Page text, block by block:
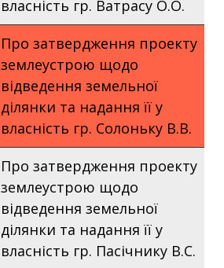
власність гр. Ватрасу О.О.
Про затвердження проекту
землеустрою щодо
відведення земельної
ділянки та надання її у
власність гр. Солоньку В.В.
Про затвердження проекту
землеустрою щодо
відведення земельної
ділянки та надання її у
власність гр. Пасічнику В.С.